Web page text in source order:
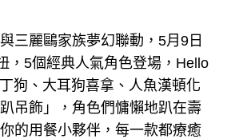
三麗鷗家族夢幻聯動，5月9日
，5個經典人氣角色登場，Hello
狗、大耳狗喜拿、人魚漢頓化
吊飾」，角色們慵懶地趴在壽
的用餐小夥伴，每一款都療癒